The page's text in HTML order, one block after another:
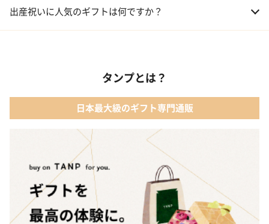
02 ベビー寝具・家具
04 ベビー・キッズファッション
出産祝いに人気のギフトは何ですか？
02 【名入れギフト】音いっぱい積み木｜エド・インター
03 ママズケア セレクトボックス｜モディッシュ
04 フレイバーおむつケーキ｜AIRIM baby（アイリムベビー）
05 Chouette フード付きバスタオル&ハンカチセット｜コンテッ
タンプとは？
日本最大級のギフト専門通販